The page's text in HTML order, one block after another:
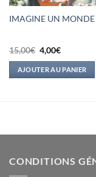
IMAGINE UN MONDE
15,00€ Le
prix
initial
était :
15,00€.
4,00€Le
actuel
est :
4,00€.
AJOUTER AU PANIER
CONDITIONS